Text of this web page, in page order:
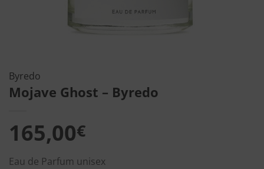
Byredo
Mojave Ghost – Byredo
165,00€
Eau de Parfum unisex